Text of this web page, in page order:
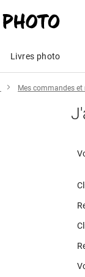
Livres photo
Mes commandes